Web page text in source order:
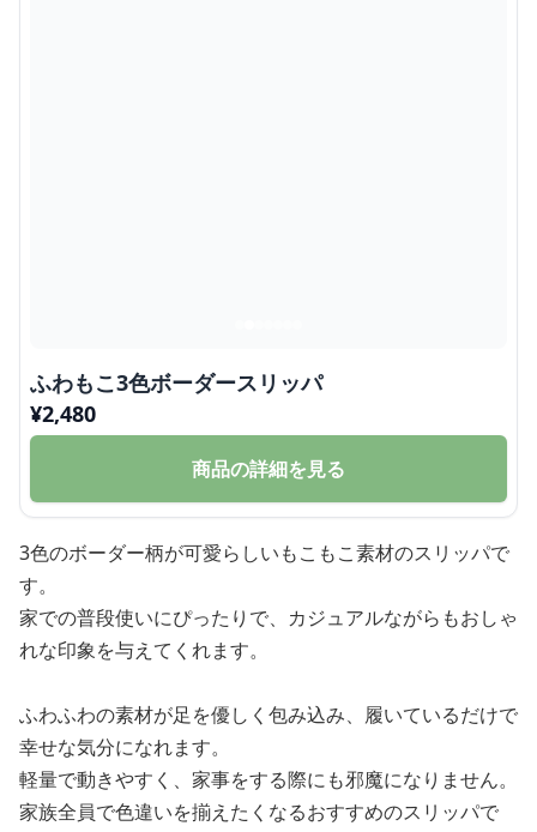
ふわもこ3色ボーダースリッパ
¥2,480
商品の詳細を見る
3色のボーダー柄が可愛らしいもこもこ素材のスリッパで
す。
家での普段使いにぴったりで、カジュアルながらもおしゃ
れな印象を与えてくれます。
ふわふわの素材が足を優しく包み込み、履いているだけで
幸せな気分になれます。
軽量で動きやすく、家事をする際にも邪魔になりません。
家族全員で色違いを揃えたくなるおすすめのスリッパで